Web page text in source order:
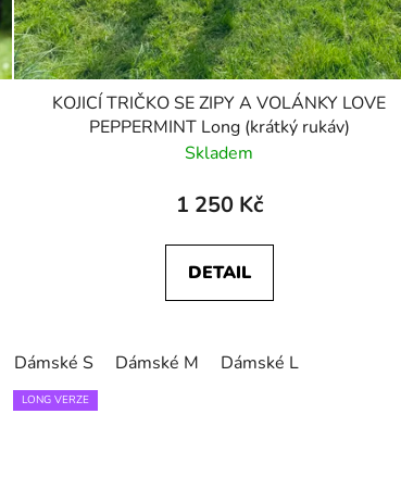
KOJICÍ TRIČKO SE ZIPY A VOLÁNKY LOVE
PEPPERMINT Long (krátký rukáv)
Skladem
1 250 Kč
DETAIL
Dámské S Dámské M Dámské L
LONG VERZE